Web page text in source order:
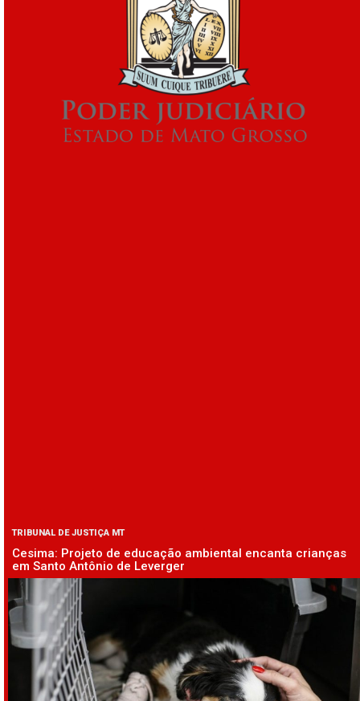
TRIBUNAL DE JUSTIÇA MT
Cesima: Projeto de educação ambiental encanta crianças
em Santo Antônio de Leverger